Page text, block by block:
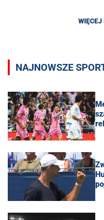
WIĘCEJ
NAJNOWSZE